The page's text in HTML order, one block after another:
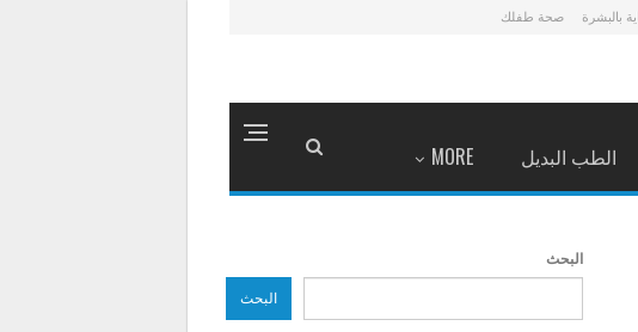
بالبشرة صحة طفلك
الطب البديل MORE
البحث
البحث